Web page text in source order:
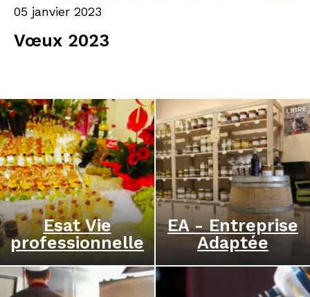
Vœux 2023
05 janvier 2023
Esat Vie
professionnelle
EA - Entreprise
Adaptée